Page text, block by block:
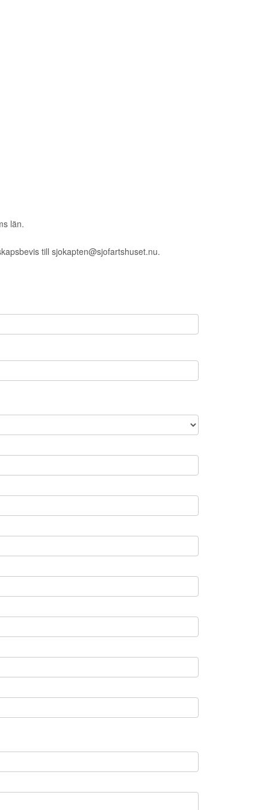
län.
till sjokapten@sjofartshuset.nu.